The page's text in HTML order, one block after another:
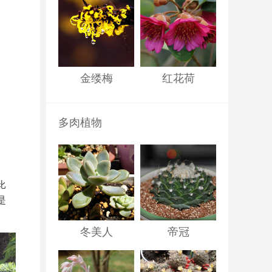
金缕梅 红花荷
多肉植物
冬美人 帝冠